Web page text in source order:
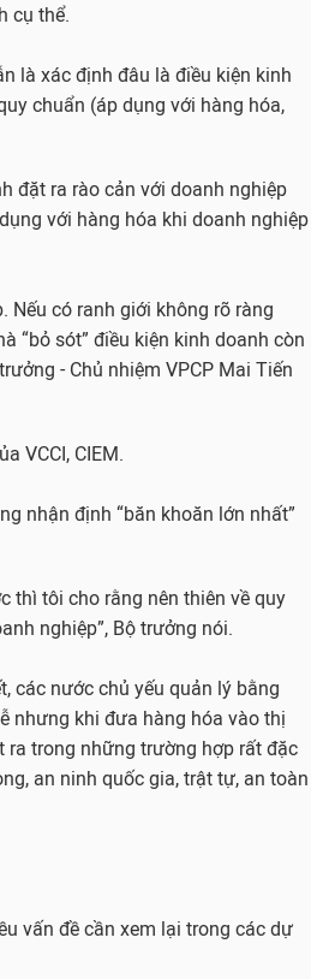
cụ thể.
là xác định đâu là điều kiện kinh
chuẩn (áp dụng với hàng hóa,
đặt ra rào cản với doanh nghiệp
với hàng hóa khi doanh nghiệp
Nếu có ranh giới không rõ ràng
“bỏ sót” điều kiện kinh doanh còn
- Chủ nhiệm VPCP Mai Tiến
VCCI, CIEM.
nhận định “băn khoăn lớn nhất”
thì tôi cho rằng nên thiên về quy
nghiệp”, Bộ trưởng nói.
các nước chủ yếu quản lý bằng
nhưng khi đưa hàng hóa vào thị
trong những trường hợp rất đặc
an ninh quốc gia, trật tự, an toàn
vấn đề cần xem lại trong các dự